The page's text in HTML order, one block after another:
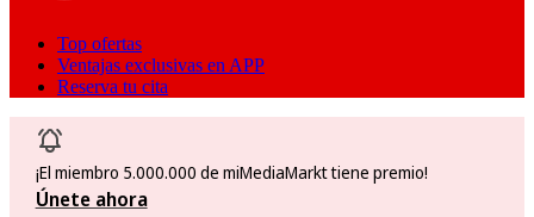
Top ofertas
Ventajas exclusivas en APP
Reserva tu cita
¡El miembro 5.000.000 de miMediaMarkt tiene premio!
Únete ahora